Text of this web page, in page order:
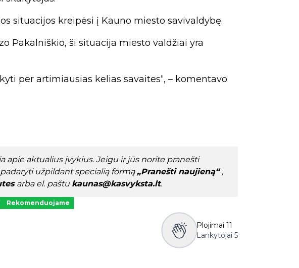
situacijos kreipėsi į Kauno miesto savivaldybę.
Pakalniškio, ši situacija miesto valdžiai yra
per artimiausias kelias savaites“, – komentavo
apie aktualius įvykius. Jeigu ir jūs norite pranešti
užpildant specialią formą „Pranešti naujieną“ ,
arba el. paštu kaunas@kasvyksta.lt.
Rekomenduojame
Plojimai 11
Lankytojai 5